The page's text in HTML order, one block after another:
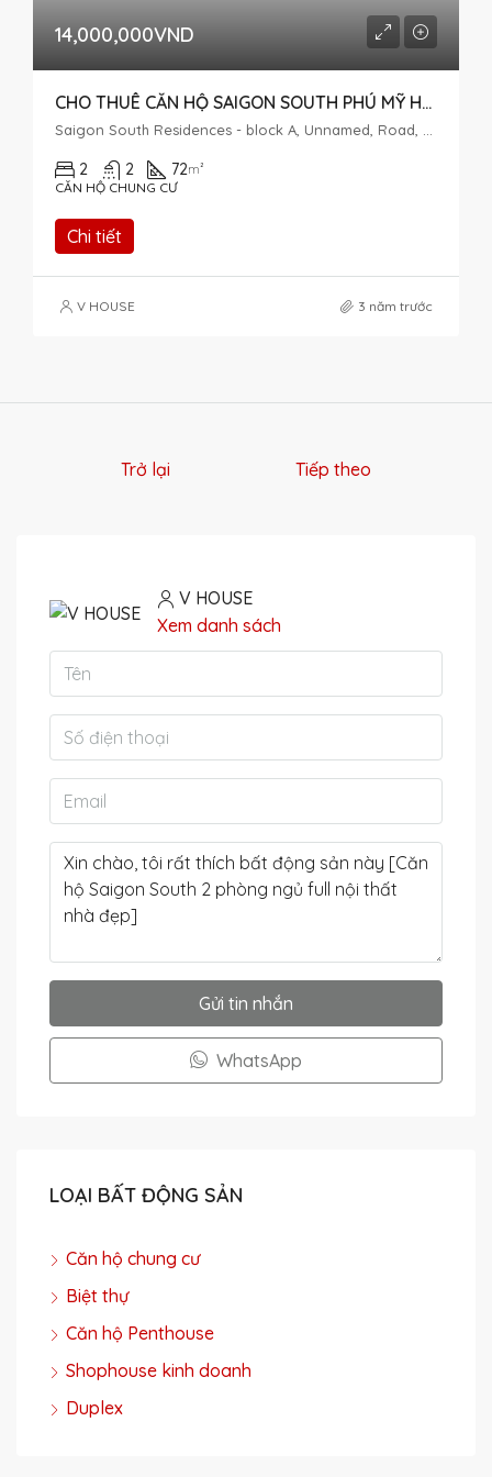
14,000,000VND
CHO THUÊ CĂN HỘ SAIGON SOUTH PHÚ MỸ HƯNG GIÁ RẺ
2 2 72m²
CĂN HỘ CHUNG CƯ
Chi tiết
V HOUSE 3 năm trước
Trở lại Tiếp theo
V HOUSE
Xem danh sách
Gửi tin nhắn
WhatsApp
LOẠI BẤT ĐỘNG SẢN
Căn hộ chung cư
Biệt thự
Căn hộ Penthouse
Shophouse kinh doanh
Duplex